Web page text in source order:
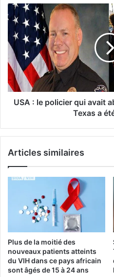
USA : le policier qui avait
Texas a
Articles similaires
Plus de la moitié des
nouveaux patients atteints
du VIH dans ce pays africain
sont âgés de 15 à 24 ans